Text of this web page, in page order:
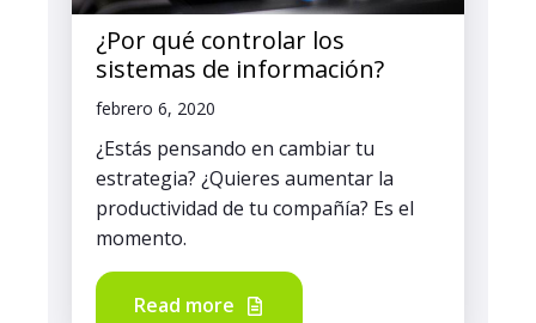
¿Por qué controlar los
sistemas de información?
febrero 6, 2020
¿Estás pensando en cambiar tu
estrategia? ¿Quieres aumentar la
productividad de tu compañía? Es el
momento.
Read more